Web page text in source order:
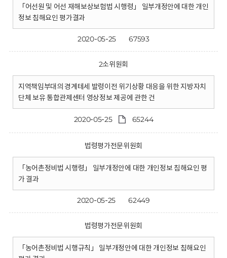
「어선원 및 어선 재해보상보험법 시행령」 일부개정안에 대한 개인
정보 침해요인 평가결과
2020-05-25 67593
2소위원회
지역책임부대의 경계테세 발령이전 위기상황 대응을 위한 지방자치
단체 보유 통합관제센터 영상정보 제공에 관한 건
2020-05-25 65244
법령평가전문위원회
「농어촌정비법 시행령」 일부개정안에 대한 개인정보 침해요인 평
가 결과
2020-05-25 62449
법령평가전문위원회
「농어촌정비법 시행규칙」 일부개정안에 대한 개인정보 침해요인